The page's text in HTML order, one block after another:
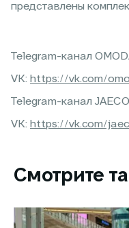
представлены
Telegram-канал
VK: https://vk.com/
Telegram-канал
VK: https://vk.com/
Смотрите